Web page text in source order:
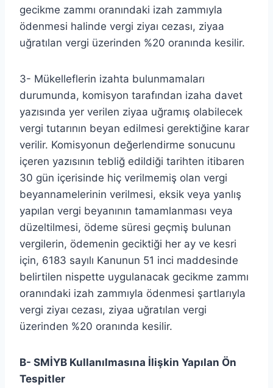
gecikme zammı oranındaki izah zammıyla
ödenmesi halinde vergi ziyaı cezası, ziyaa
uğratılan vergi üzerinden %20 oranında kesilir.
3- Mükelleflerin izahta bulunmamaları
durumunda, komisyon tarafından izaha davet
yazısında yer verilen ziyaa uğramış olabilecek
vergi tutarının beyan edilmesi gerektiğine karar
verilir. Komisyonun değerlendirme sonucunu
içeren yazısının tebliğ edildiği tarihten itibaren
30 gün içerisinde hiç verilmemiş olan vergi
beyannamelerinin verilmesi, eksik veya yanlış
yapılan vergi beyanının tamamlanması veya
düzeltilmesi, ödeme süresi geçmiş bulunan
vergilerin, ödemenin geciktiği her ay ve kesri
için, 6183 sayılı Kanunun 51 inci maddesinde
belirtilen nispette uygulanacak gecikme zammı
oranındaki izah zammıyla ödenmesi şartlarıyla
vergi ziyaı cezası, ziyaa uğratılan vergi
üzerinden %20 oranında kesilir.
B- SMİYB Kullanılmasına İlişkin Yapılan Ön
Tespitler